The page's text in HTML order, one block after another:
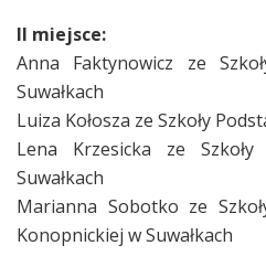
II miejsce:
Anna Faktynowicz ze
Suwałkach
Luiza Kołosza ze Szkoły
Lena Krzesicka ze
Suwałkach
Marianna Sobotko ze
Konopnickiej w Suwałkach